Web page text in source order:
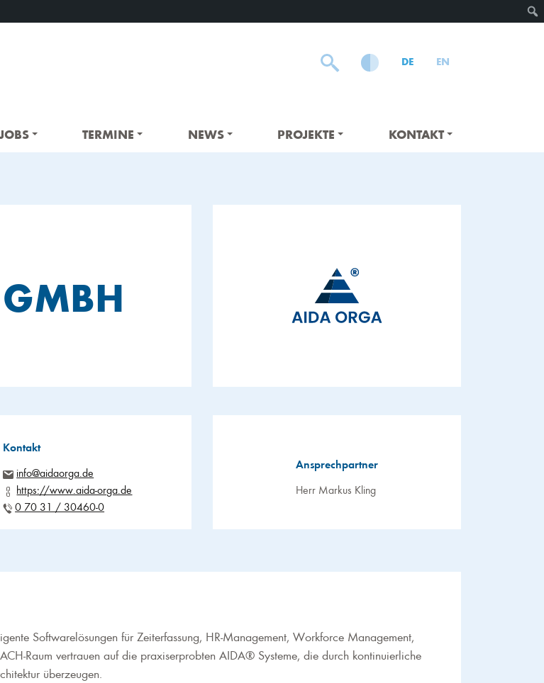
DE EN
TERMINE NEWS PROJEKTE KONTAKT
Kontakt
info@aidaorga.de
https://www.aida-orga.de
0 70 31 / 30460-0
Ansprechpartner
Herr Markus Kling
Softwarelösungen für Zeiterfassung, HR-Management, Workforce Management,
Raum vertrauen auf die praxiserprobten AIDA® Systeme, die durch kontinuierliche
überzeugen.